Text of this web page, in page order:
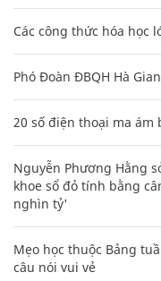
Các công thức hóa học
Phó Đoàn ĐBQH Hà
20 số điện thoại ma
Nguyễn Phương Hằng
khoe sổ đỏ tính bằng
nghìn tỷ'
Mẹo học thuộc Bảng
câu nói vui vẻ